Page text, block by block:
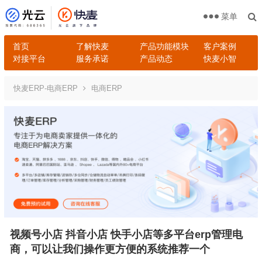
首页 了解快麦 产品功能模块
客户案例
对接平台
服务承诺 产品动态 快麦小智
菜单
快麦ERP-电商ERP 电商ERP
视频号小店 抖音小店 快手小店等多平台erp管理电
商，可以让我们操作更方便的系统推荐一个